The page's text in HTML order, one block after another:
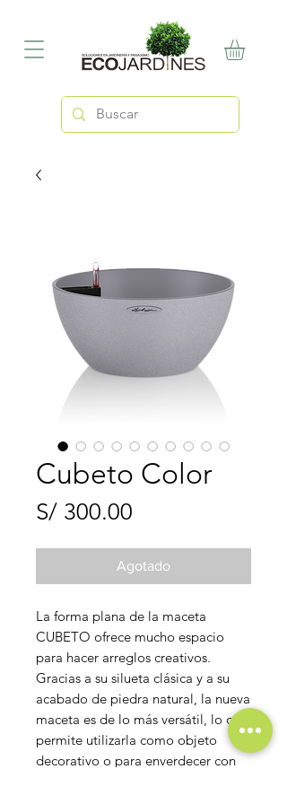
Cubeto Color
S/ 300.00
Agotado
La forma plana de la maceta
CUBETO ofrece mucho espacio
para hacer arreglos creativos.
Gracias a su silueta clásica y a su
acabado de piedra natural, la nueva
maceta es de lo más versátil, lo que
permite utilizarla como objeto
decorativo o para enverdecer con